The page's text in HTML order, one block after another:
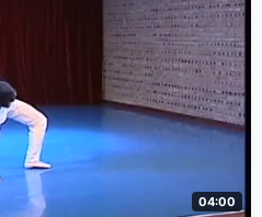
04:00